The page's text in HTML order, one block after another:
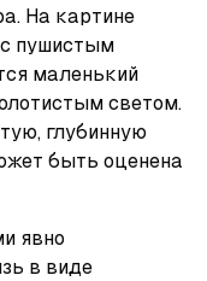
На картине
с пушистым
маленький
светом.
глубинную
быть оценена
явно
в виде